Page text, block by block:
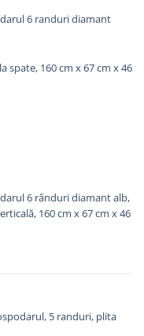
6 randuri diamant
spate, 160 cm x 67 cm x 46
6 rânduri diamant alb,
160 cm x 67 cm x 46
5 randuri, plita